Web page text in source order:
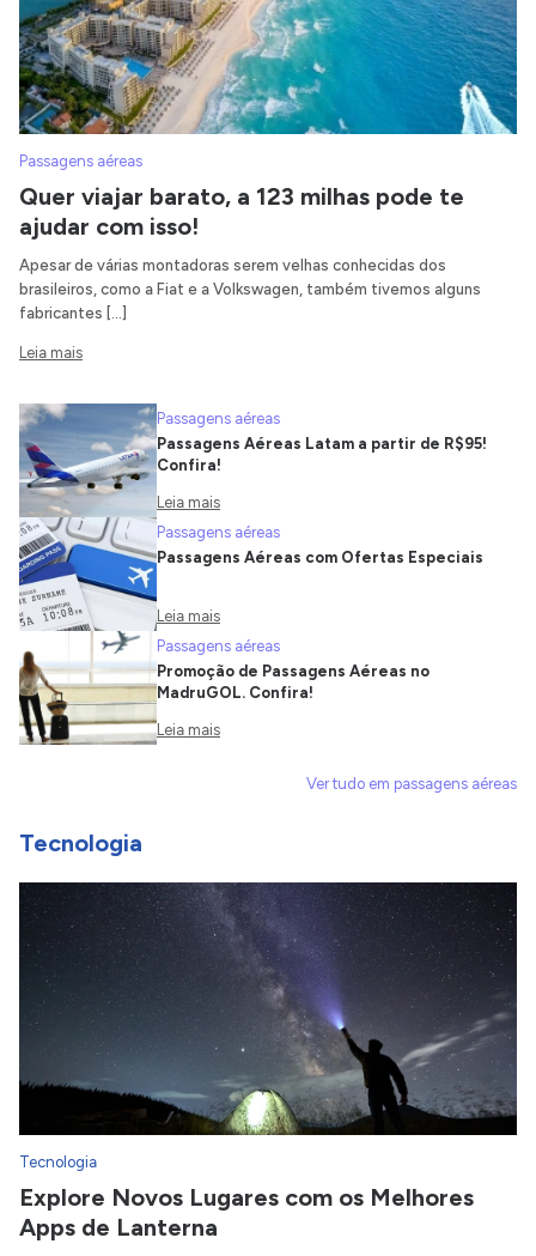
Passagens aéreas
Quer viajar barato, a 123 milhas pode te
ajudar com isso!
Apesar de várias montadoras serem velhas conhecidas dos
brasileiros, como a Fiat e a Volkswagen, também tivemos alguns
fabricantes […]
Leia mais
Passagens aéreas
Passagens Aéreas Latam a partir de R$95!
Confira!
Leia mais
Passagens aéreas
Passagens Aéreas com Ofertas Especiais
Leia mais
Passagens aéreas
Promoção de Passagens Aéreas no
MadruGOL. Confira!
Leia mais
Ver tudo em passagens aéreas
Tecnologia
Tecnologia
Explore Novos Lugares com os Melhores
Apps de Lanterna